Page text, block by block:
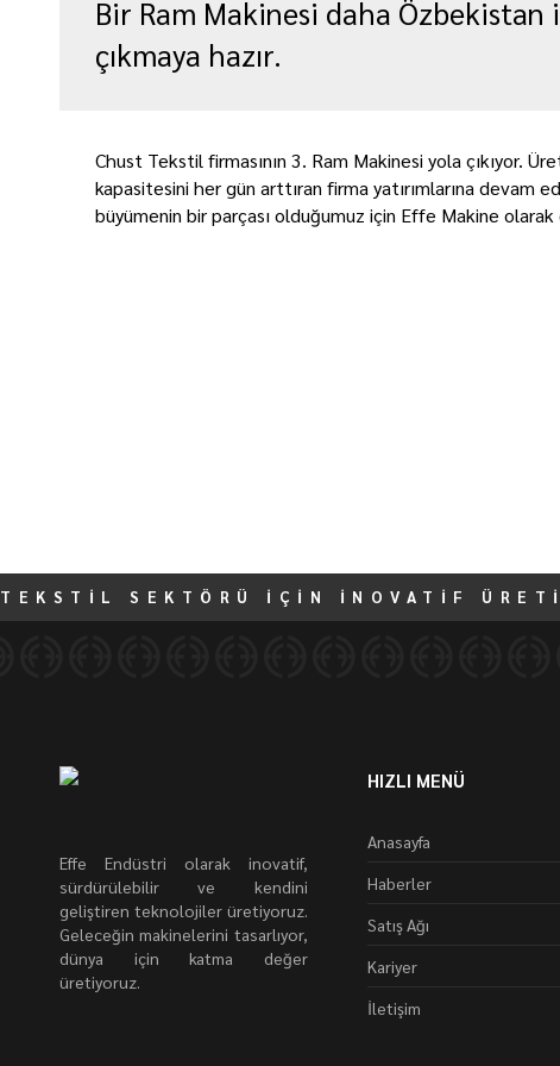
Bir Ram Makinesi daha Özbekistan
çıkmaya hazır.
Chust Tekstil firmasının 3. Ram Makinesi yola çıkıyor.
kapasitesini her gün arttıran firma yatırımlarına devam
büyümenin bir parçası olduğumuz için Effe Makine
TEKSTİL SEKTÖRÜ İÇİN İNOVATİF
Effe Endüstri olarak inovatif,
sürdürülebilir ve kendini
geliştiren teknolojiler üretiyoruz.
Geleceğin makinelerini tasarlıyor,
dünya için katma değer
üretiyoruz.
HIZLI MENÜ
Anasayfa
Haberler
Satış Ağı
Kariyer
İletişim